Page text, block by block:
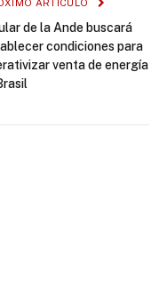
ARTÍCULO
de la Ande buscará
condiciones para
venta de energía